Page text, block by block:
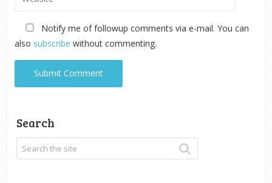
Notify me of followup comments via e-mail. You can
also subscribe without commenting.
Search